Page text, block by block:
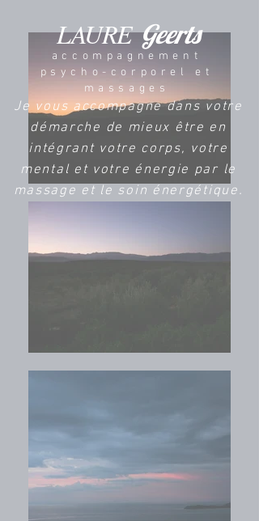
LAURE Geerts
Je vous accompagne dans votre
démarche de mieux être en
intégrant votre corps, votre
mental et votre énergie par le
massage et le soin énergétique.
accompagnement
psycho-corporel et
massages